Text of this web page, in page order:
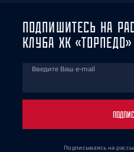
ПОДПИШИТЕСЬ НА
КЛУБА ХК «ТОРПЕДО»
Введите Ваш e-mail
Подписываясь на